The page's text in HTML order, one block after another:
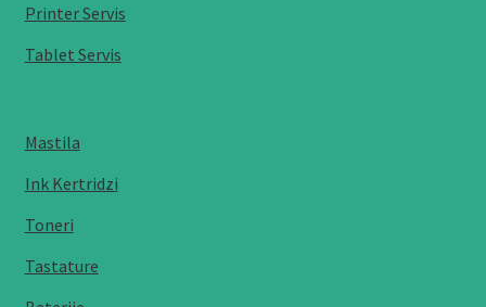
Printer Servis
Tablet Servis
Mastila
Ink Kertridzi
Toneri
Tastature